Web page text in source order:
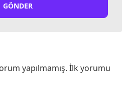
GÖNDER
yapılmamış. İlk yorumu